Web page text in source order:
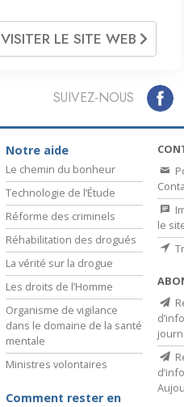
VISITER LE SITE WEB
SUIVEZ-NOUS
Notre aide
Le chemin du bonheur
Technologie de l’Étude
Réforme des criminels
Réhabilitation des drogués
La vérité sur la drogue
Les droits de l’Homme
Organisme de vigilance
dans le domaine de la santé
mentale
Ministres volontaires
Comment rester en
le